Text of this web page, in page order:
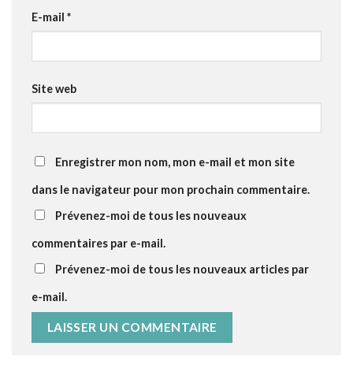
E-mail *
Site web
Enregistrer mon nom, mon e-mail et mon site
dans le navigateur pour mon prochain commentaire.
Prévenez-moi de tous les nouveaux
commentaires par e-mail.
Prévenez-moi de tous les nouveaux articles par
e-mail.